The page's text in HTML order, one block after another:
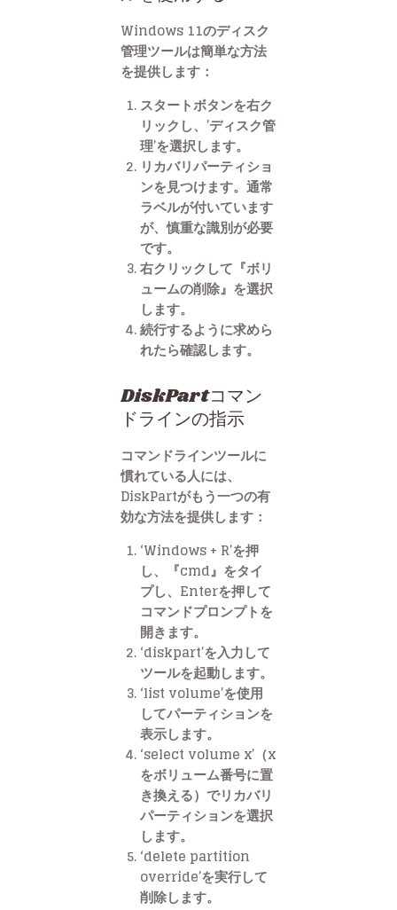
Windows 11のディスク
管理ツールは簡単な方法
を提供します：
スタートボタンを右ク
リックし、’ディスク管
理’を選択します。
リカバリパーティショ
ンを見つけます。通常
ラベルが付いています
が、慎重な識別が必要
です。
右クリックして『ボリ
ュームの削除』を選択
します。
続行するように求めら
れたら確認します。
DiskPartコマン
ドラインの指示
コマンドラインツールに
慣れている人には、
DiskPartがもう一つの有
効な方法を提供します：
‘Windows + R’を押
し、『cmd』をタイ
プし、Enterを押して
コマンドプロンプトを
開きます。
‘diskpart’を入力して
ツールを起動します。
‘list volume’を使用
してパーティションを
表示します。
‘select volume x’（x
をボリューム番号に置
き換える）でリカバリ
パーティションを選択
します。
‘delete partition
override’を実行して
削除します。